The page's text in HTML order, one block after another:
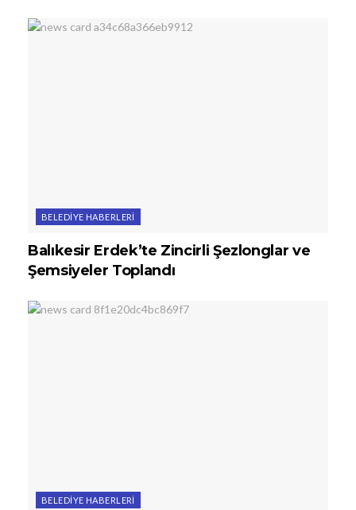
BELEDIYE HABERLERI
Balıkesir Erdek’te Zincirli Şezlonglar ve
Şemsiyeler Toplandı
BELEDIYE HABERLERI